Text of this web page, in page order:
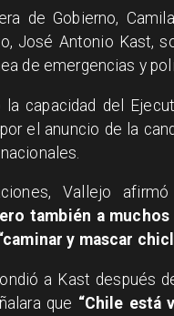
de Gobierno,
José Antonio Kast,
de emergencias y
la capacidad del
el anuncio de la
Vallejo
también a
y mascar
a Kast después
que “Chile está